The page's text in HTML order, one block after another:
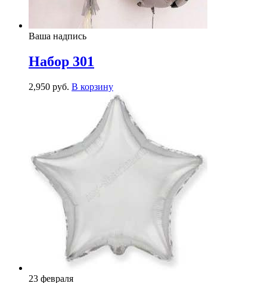
Ваша надпись
Набор 301
2,950 руб. В корзину
23 февраля